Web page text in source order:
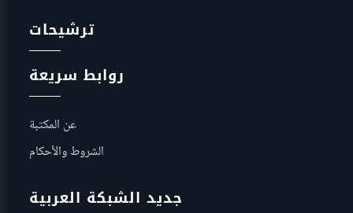
ترشيحات
روابط سريعة
عن المكتبة
الشروط والأحكام
جديد الشبكة العربية